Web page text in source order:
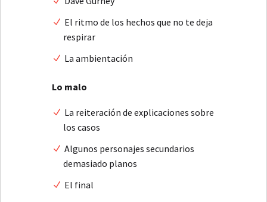
El ritmo de los hechos que no te deja
respirar
La ambientación
Lo malo
La reiteración de explicaciones sobre
los casos
Algunos personajes secundarios
demasiado planos
El final